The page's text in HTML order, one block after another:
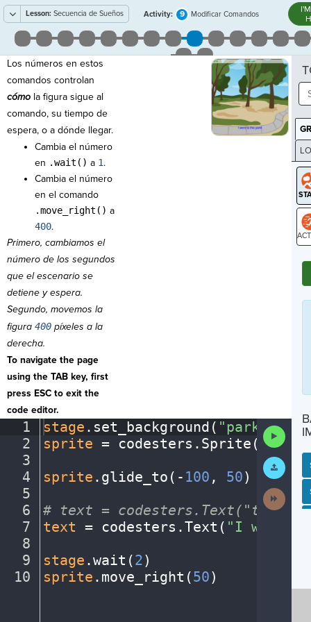
Lesson: Secuencia de Sueños Activity: 9 Modificar Comandos
Los números en estos
comandos controlan
cómo la figura sigue al
comando, su tiempo de
espera, o a dónde llegar.
Cambia el número
en .wait() a 1.
Cambia el número
en el comando
.move_right() a
400.
Primero, cambiamos el
número de los segundos
que el escenario se
detiene y espera.
Segundo, movemos la
figura 400 píxeles a la
derecha.
To navigate the page
using the TAB key, first
press ESC to exit the
code editor.
1
2
3
4
5
6
7
8
9
10
stage . set_background( "park")¬
sprite = codesters . Sprite(
sprite . glide_to( - 100 , 50)
# text = codesters.Text("text", ·
text = codesters .Text( "I went
stage .wait(2)
sprite . move_right(50)
Code
Work
Activity